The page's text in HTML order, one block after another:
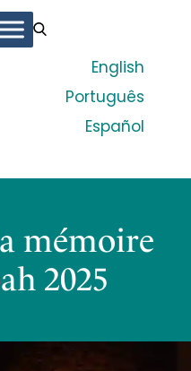
English
Português
Español
mémoire
2025